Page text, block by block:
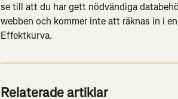
se till att du har gett nödvändiga
webben och kommer inte att räknas in i
Effektkurva.
Relaterade artiklar